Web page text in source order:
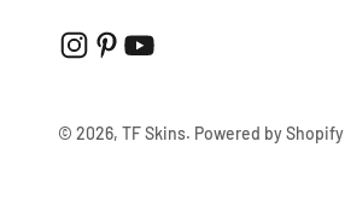
© 2026, TF Skins. Powered by Shopify